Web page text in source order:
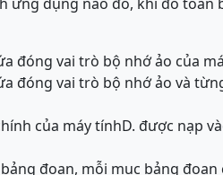
đóng vai trò bộ nhớ ảo của
đóng vai trò bộ nhớ ảo và
của máy tínhD. được nạp
đoạn, mỗi mục bảng đoạn